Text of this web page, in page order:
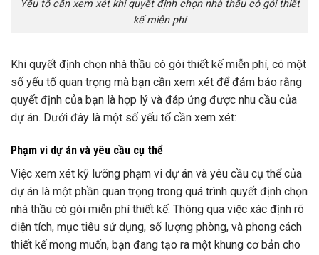
Yếu tố cần xem xét khi quyết định chọn nhà thầu có gói thiết
kế miễn phí
Khi quyết định chọn nhà thầu có gói thiết kế miễn phí, có một
số yếu tố quan trọng mà bạn cần xem xét để đảm bảo rằng
quyết định của bạn là hợp lý và đáp ứng được nhu cầu của
dự án. Dưới đây là một số yếu tố cần xem xét:
Phạm vi dự án và yêu cầu cụ thể
Việc xem xét kỹ lưỡng phạm vi dự án và yêu cầu cụ thể của
dự án là một phần quan trọng trong quá trình quyết định chọn
nhà thầu có gói miễn phí thiết kế. Thông qua việc xác định rõ
diện tích, mục tiêu sử dụng, số lượng phòng, và phong cách
thiết kế mong muốn, bạn đang tạo ra một khung cơ bản cho